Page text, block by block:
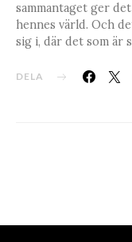
sammantaget ger
hennes värld. Och
sig i, där det som är
DELA